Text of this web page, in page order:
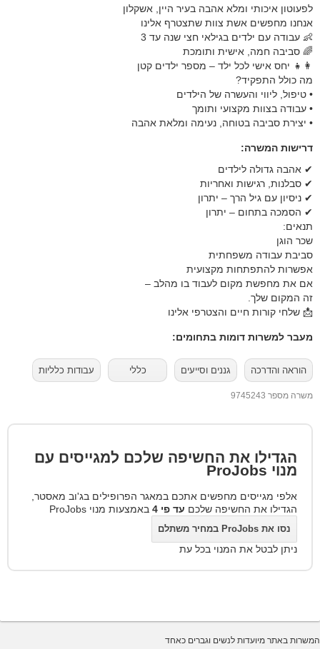
לפעוטון איכותי ומלא אהבה בעיר היין, אשקלון
אנחנו מחפשים אשת צוות שתצטרף אלינו
👶 עבודה עם ילדים בגילאי חצי שנה עד 3
🌈 סביבה חמה, אישית ותומכת
👩‍👧 יחס אישי לכל ילד – מספר ילדים קטן
מה כולל התפקיד?
• טיפול, ליווי והעשרה של הילדים
• עבודה בצוות מקצועי ותומך
• יצירת סביבה בטוחה, נעימה ומלאת אהבה
דרישות המשרה:
✔ אהבה גדולה לילדים
✔ סבלנות, רגישות ואחריות
✔ ניסיון עם גיל הרך – יתרון
✔ הסמכה בתחום – יתרון
תנאים:
שכר הוגן
סביבת עבודה משפחתית
אפשרות להתפתחות מקצועית
אם את מחפשת מקום לעבוד בו מהלב –
זה המקום שלך.
📩 שלחי קורות חיים והצטרפי אלינו
מעבר למשרות דומות בתחומים:
הוראה והדרכה גננים וסייעים כללי עבודות כלליות
משרה מספר 9745243
הגדילו את החשיפה שלכם למגייסים עם
מנוי ProJobs
אלפי מגייסים מחפשים אתכם במאגר הפרופילים בג'וב מאסטר,
הגדילו את החשיפה שלכם עד פי 4 באמצעות מנוי ProJobs
נסו את ProJobs במחיר משתלם
ניתן לבטל את המנוי בכל עת
המשרות באתר מיועדות לנשים וגברים כאחד